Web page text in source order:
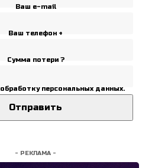
Ваш e-mail
Ваш телефон +
Сумма потери ?
обработку персональных данных.
- РЕКЛАМА -